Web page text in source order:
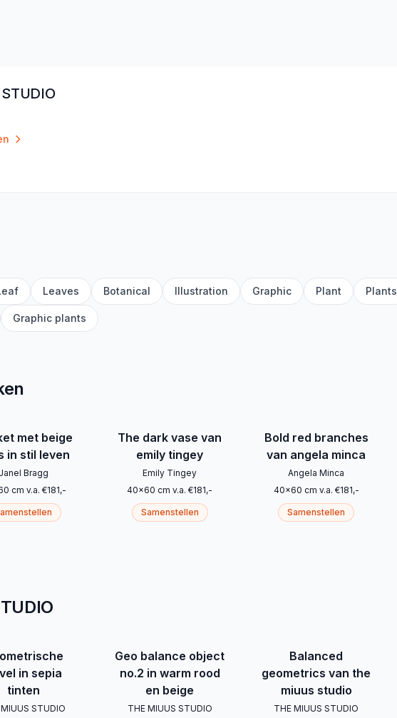
Leaves Botanical Illustration Graphic Plant Plants
Graphic plants
met beige
in stil leven
Janel Bragg
cm v.a. €181,-
The dark vase van
emily tingey
Emily Tingey
40x60 cmv.a. €181,-
Samenstellen
Bold red branches
van angela minca
Angela Minca
40x60 cm v.a. €181,-
Samenstellen
in sepia
tinten
STUDIO
Geo balance object
no.2 in warm rood
en beige
THE MIUUS STUDIO
Balanced
geometrics van the
miuus studio
THE MIUUS STUDIO